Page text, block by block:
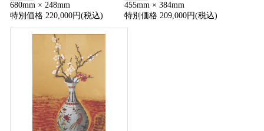
680mm × 248mm
特別価格 220,000円(税込)
455mm × 384mm
特別価格 209,000円(税込)